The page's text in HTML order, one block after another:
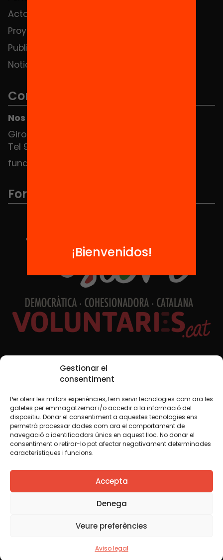
Gestionar el
consentiment
Per oferir les millors experiències, fem servir tecnologies com ara les
galetes per emmagatzemar i/o accedir a la informació del
dispositiu. Donar el consentiment a aquestes tecnologies ens
permetrà processar dades com ara el comportament de
navegació o identificadors únics en aquest lloc. No donar el
consentiment o retirar-lo pot afectar negativament determinades
característiques i funcions.
Accepta
Denega
Veure preferències
Aviso legal
Actos
Proyectos
Publicaciones y vídeos
Noticias
Contacto
Nos puedes encontrar en el HUB Social
Girona 34, interior 08010 Barcelona
Tel 934 588 700
fundacio@equitat.org
Formamos parte de...
Redes sociales
TWT YTB IG FB IN
Aviso legalPolítica de cookies
Creemos que el conocimiento debe compartirse. Por eso
utilizamos una licencia Creative Commons, salvo que en
algún material indiquemos lo contrario. Le animamos a
copiar, redistribuir, remezclar o transformar y crear los
incluida la comercial. Sólo le pedimos que reconozca la
¡Bienvenidos!